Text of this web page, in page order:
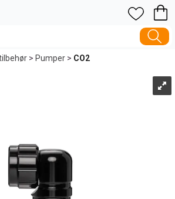
>Pumper>CO2